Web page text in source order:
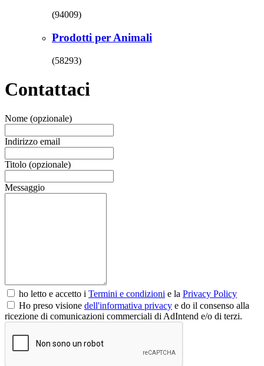
(94009)
Prodotti per Animali
(58293)
Contattaci
Nome (opzionale)
Indirizzo email
Titolo (opzionale)
Messaggio
ho letto e accetto i Termini e condizioni e la Privacy Policy
Ho preso visione dell'informativa privacy e do il consenso alla
ricezione di comunicazioni commerciali di AdIntend e/o di terzi.